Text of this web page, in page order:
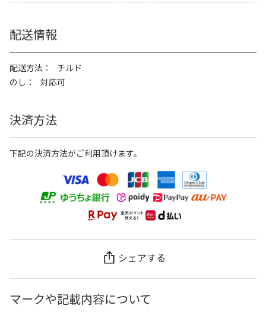
配送情報
配送方法
チルド
のし
対応可
決済方法
下記の決済方法がご利用頂けます。
シェアする
マークや記載内容について